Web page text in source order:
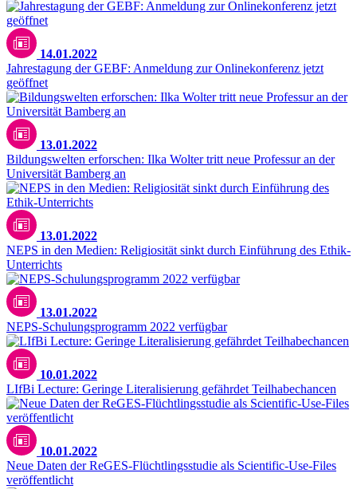
14.01.2022
Jahrestagung der GEBF: Anmeldung zur Onlinekonferenz jetzt
geöffnet
13.01.2022
Bildungswelten erforschen: Ilka Wolter tritt neue Professur an der
Universität Bamberg an
13.01.2022
NEPS in den Medien: Religiosität sinkt durch Einführung des Ethik-
Unterrichts
13.01.2022
NEPS-Schulungsprogramm 2022 verfügbar
10.01.2022
LIfBi Lecture: Geringe Literalisierung gefährdet Teilhabechancen
10.01.2022
Neue Daten der ReGES-Flüchtlingsstudie als Scientific-Use-Files
veröffentlicht